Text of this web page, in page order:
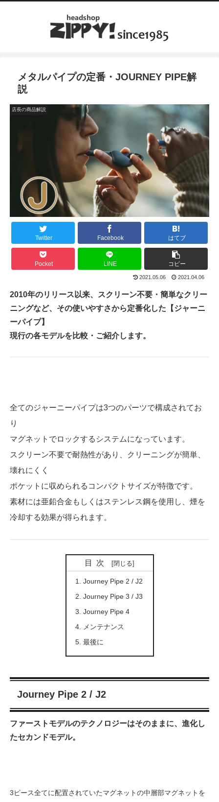
メタルパイプの定番・JOURNEY PIPE解
説
店長の商品解説
Twitter Facebook はてブ
Pocket LINE コピー
2021.05.06 2021.04.06
2010年のリリース以来、スクリーン不要・簡単なクリー
ニングなど、その使いやすさから定番化した【ジャーニ
ーパイプ】
現行の各モデルを比較・ご紹介します。
全てのジャーニーパイプは3つのパーツで構成されてお
り
マグネットでロックするシステムになっています。
スクリーン不要で耐熱性があり、クリーニングが簡単、
壊れにくく
ポケットに収められるコンパクトサイズが特徴です。
素材には亜鉛合金もしくはステンレス鋼を使用し、煙を
冷却する効果が得られます。
目次
Journey Pipe 2 / J2
Journey Pipe 3 / J3
Journey Pipe 4
メンテナンス
最後に
Journey Pipe 2 / J2
ファーストモデルのテクノロジーはそのままに、進化し
たセカンドモデル。
3ピース全てに配置されていたマグネットの中層部マグネットを